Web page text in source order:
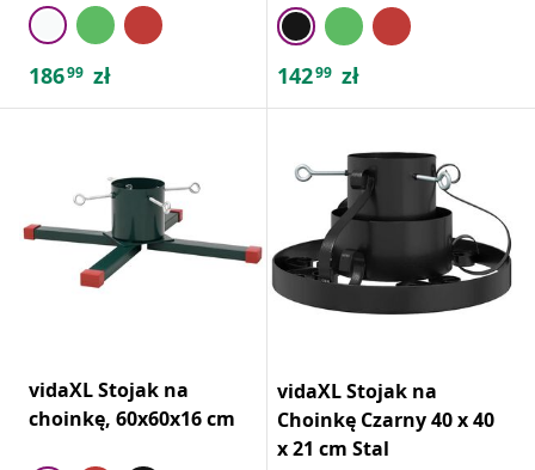
18699 zł 14299 zł
vidaXL Stojak na
choinkę, 60x60x16 cm
vidaXL Stojak na
Choinkę Czarny 40 x 40
x 21 cm Stal